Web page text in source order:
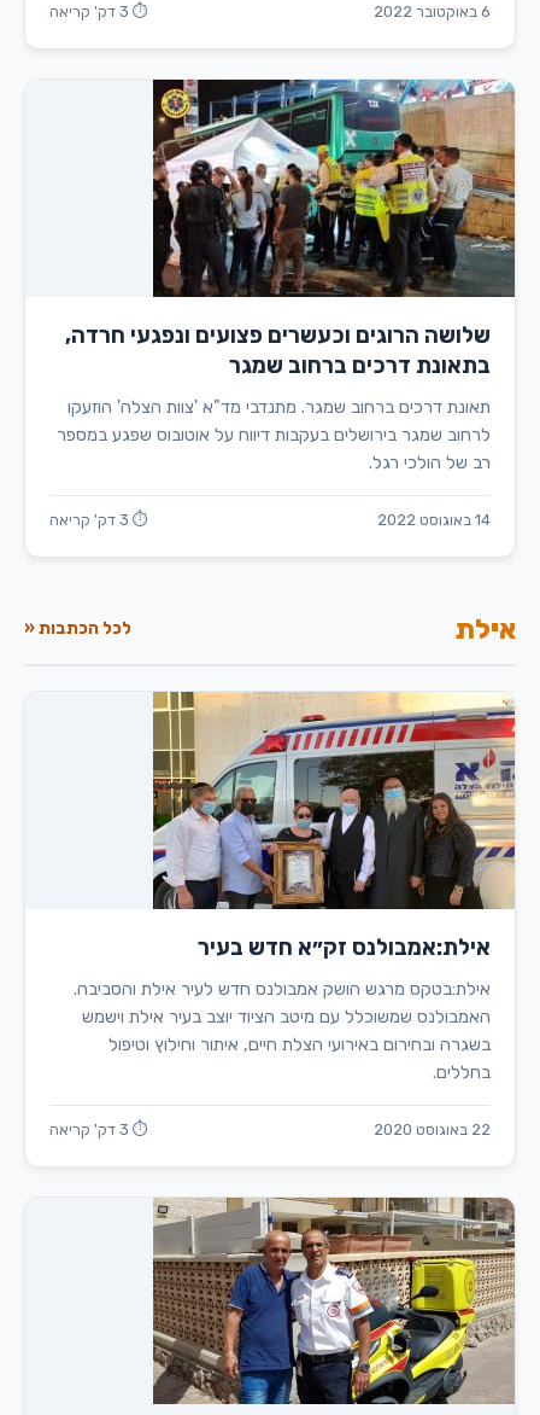
6 באוקטובר 2022 ⏱ 3 דק' קריאה
שלושה הרוגים וכעשרים פצועים ונפגעי חרדה,
בתאונת דרכים ברחוב שמגר
תאונת דרכים ברחוב שמגר. מתנדבי מד"א 'צוות הצלה' הוזעקו
לרחוב שמגר בירושלים בעקבות דיווח על אוטובוס שפגע במספר
רב של הולכי רגל.
14 באוגוסט 2022 ⏱ 3 דק' קריאה
אילת לכל הכתבות «
אילת:אמבולנס זק״א חדש בעיר
אילת:בטקס מרגש הושק אמבולנס חדש לעיר אילת והסביבה.
האמבולנס שמשוכלל עם מיטב הציוד יוצב בעיר אילת וישמש
בשגרה ובחירום באירועי הצלת חיים, איתור וחילוץ וטיפול
בחללים.
22 באוגוסט 2020 ⏱ 3 דק' קריאה